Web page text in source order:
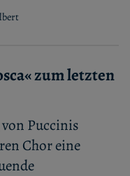
zum letzten
Puccinis
Chor eine